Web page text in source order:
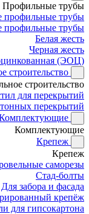
Профильные трубы
профильные трубы
профильные трубы
Белая жесть
Черная жесть
(ЭОЦ)
строительство
строительство
для перекрытий
перекрытий
Комплектующие
Крепеж
Крепеж
саморезы
Стад-болты
Для забора и фасада
крепёж
для гипсокартона